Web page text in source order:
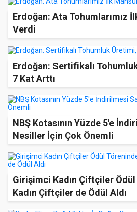
Erdoğan: Ata Tohumlarımız
Verdi
Erdoğan: Sertifikalı
7 Kat Arttı
NBŞ Kotasının Yüzde 5'e
Nesiller İçin Çok Önemli
Girişimci Kadın Çiftçiler
Kadın Çiftçiler de Ödül Aldı